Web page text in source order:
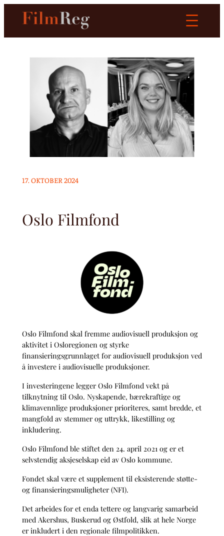
17. OKTOBER 2024
Oslo Filmfond
Oslo Filmfond skal fremme audiovisuell produksjon og
aktivitet i Osloregionen og styrke
finansieringsgrunnlaget for audiovisuell produksjon ved
å investere i audiovisuelle produksjoner.
I investeringene legger Oslo Filmfond vekt på
tilknytning til Oslo. Nyskapende, bærekraftige og
klimavennlige produksjoner prioriteres, samt bredde, et
mangfold av stemmer og uttrykk, likestilling og
inkludering.
Oslo Filmfond ble stiftet den 24. april 2021 og er et
selvstendig aksjeselskap eid av Oslo kommune.
Fondet skal være et supplement til eksisterende støtte-
og finansieringsmuligheter (NFI).
Det arbeides for et enda tettere og langvarig samarbeid
med Akershus, Buskerud og Østfold, slik at hele Norge
er inkludert i den regionale filmpolitikken.